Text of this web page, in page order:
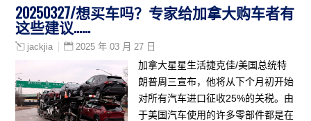
20250327/想买车吗？专家给加拿大购车者有
这些建议……
jackjia 2025 年 03 月 27 日
加拿大星星生活捷克佳/美国总统特
朗普周三宣布，他将从下个月初开始
对所有汽车进口征收25%的关税。由
于美国汽车使用的许多零部件都是在